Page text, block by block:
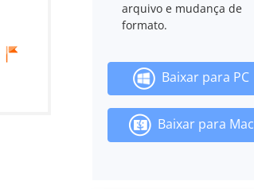
arquivo e mudança de
formato.
Baixar para PC
Baixar para Mac